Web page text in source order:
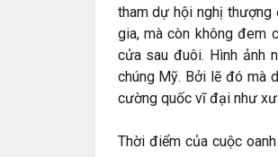
tham dự hội nghị thượng
gia, mà còn không đem
cửa sau đuôi. Hình ảnh
chúng Mỹ. Bởi lẽ đó mà
cường quốc vĩ đại như
Thời điểm của cuộc